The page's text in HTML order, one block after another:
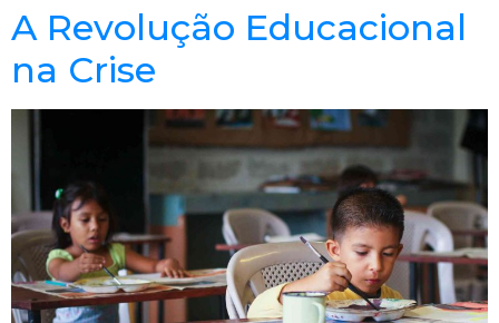
A Revolução Educacional
na Crise